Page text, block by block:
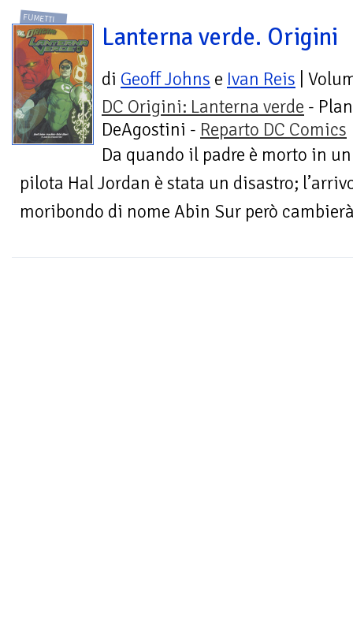
FUMETTI
Lanterna verde. Origini
di Geoff Johns e Ivan Reis |
DC Origini: Lanterna verde -
DeAgostini - Reparto DC Comics
Da quando il padre è morto in
pilota Hal Jordan è stata un disastro;
moribondo di nome Abin Sur però